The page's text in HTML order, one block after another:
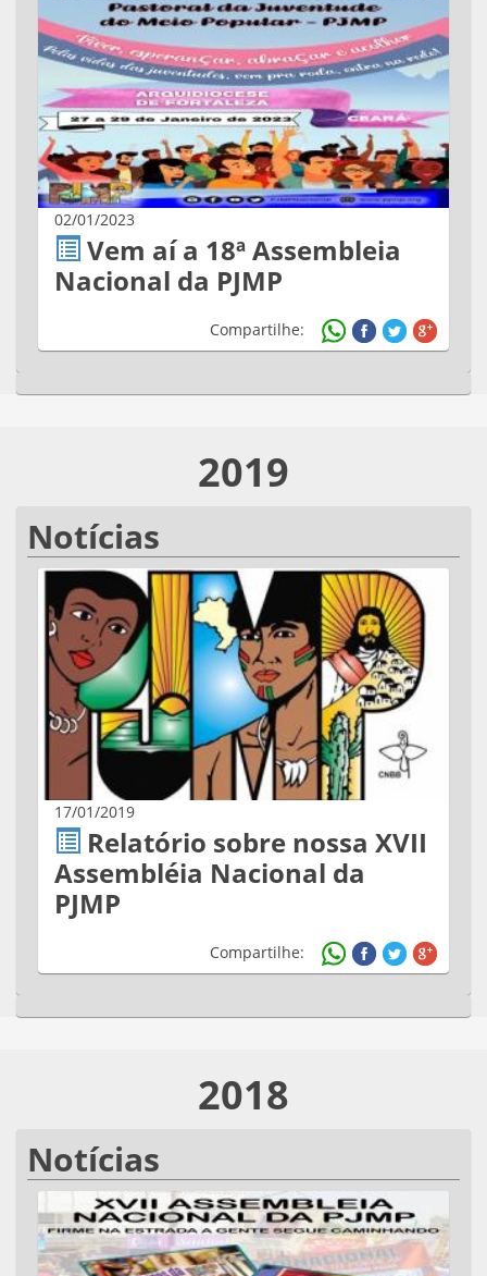
02/01/2023
Vem aí a 18ª Assembleia
Nacional da PJMP
Compartilhe:
2019
Notícias
17/01/2019
Relatório sobre nossa XVII
Assembléia Nacional da
PJMP
Compartilhe:
2018
Notícias